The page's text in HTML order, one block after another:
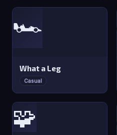
🏎️
What a Leg
Casual
🧩